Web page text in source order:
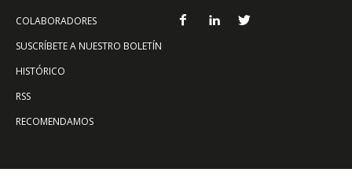
COLABORADORES
SUSCRÍBETE A NUESTRO BOLETÍN
HISTÓRICO
RSS
RECOMENDAMOS